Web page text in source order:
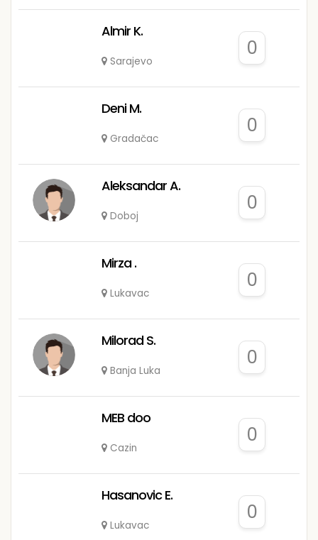
Almir K.
Sarajevo
0
Deni M.
Gradačac
0
Aleksandar A.
Doboj
0
Mirza .
Lukavac
0
Milorad S.
Banja Luka
0
MEB doo
Cazin
0
Hasanovic E.
Lukavac
0